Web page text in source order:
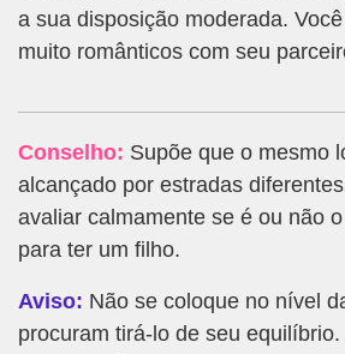
a sua disposição moderada.
muito românticos com seu
Conselho: Supõe que o mesmo
alcançado por estradas
avaliar calmamente se é ou não
para ter um filho.
Aviso: Não se coloque no nível
procuram tirá-lo de seu